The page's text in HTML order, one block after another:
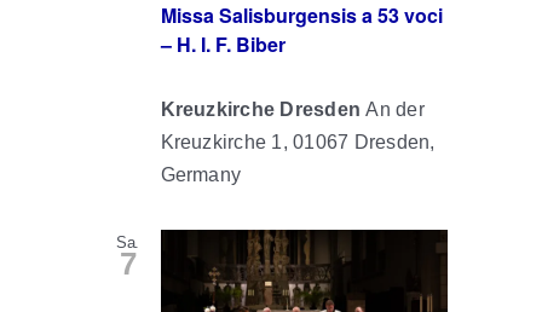
Missa Salisburgensis a 53 voci
– H. I. F. Biber
Kreuzkirche DresdenAn der
Kreuzkirche 1, 01067 Dresden,
Germany
Sa.
7